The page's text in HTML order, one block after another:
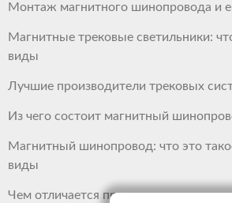
Монтаж магнитного шинопровода и
Магнитные трековые светильники:
виды
Лучшие производители трековых
Из чего состоит магнитный
Магнитный шинопровод: что это
виды
Чем отличается прожектор от